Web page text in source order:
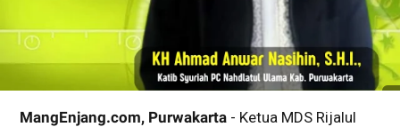
MangEnjang.com, Purwakarta - Ketua MDS Rijalul